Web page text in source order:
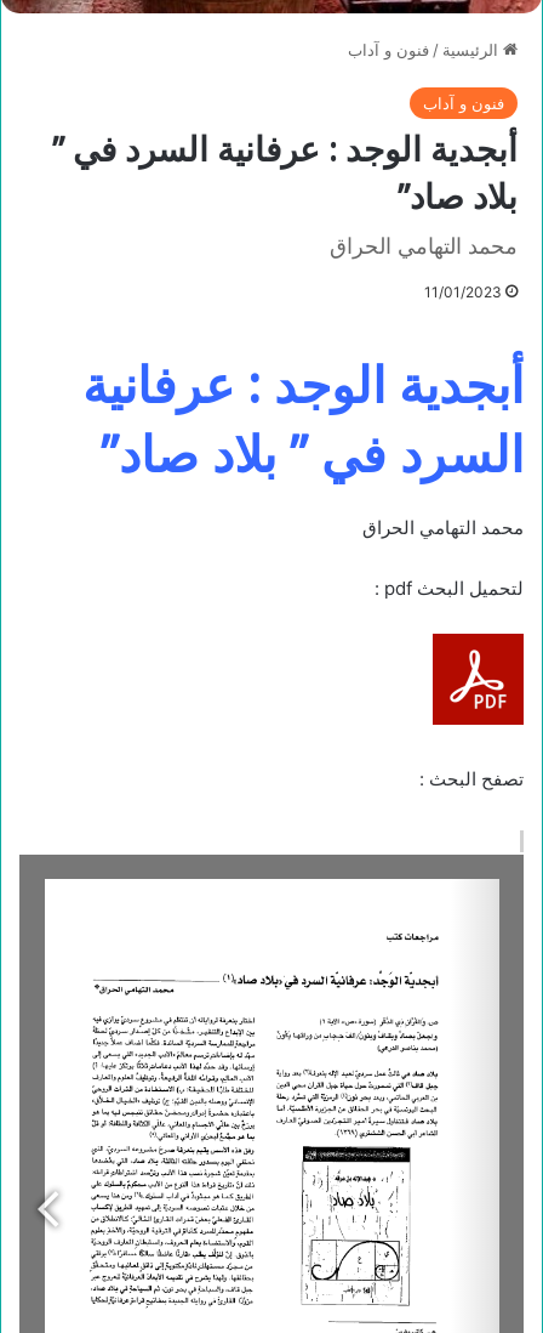
الرئيسية / فنون و آداب
فنون و آداب
أبجدية الوجد : عرفانية السرد في ”
بلاد صاد”
محمد التهامي الحراق
11/01/2023
أبجدية الوجد : عرفانية
السرد في ” بلاد صاد”
محمد التهامي الحراق
لتحميل البحث pdf :
تصفح البحث :